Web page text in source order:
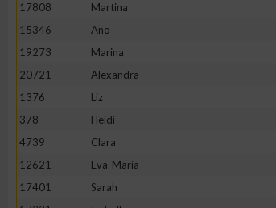
17808
Martina
15346
Ano
19273
Marina
20721
Alexandra
1376
Liz
378
Heidi
4739
Clara
12621
Eva-Maria
17401
Sarah